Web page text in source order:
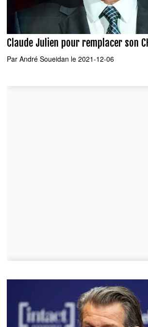
Claude Julien pour remplacer son
Par André Soueidan le 2021-12-06